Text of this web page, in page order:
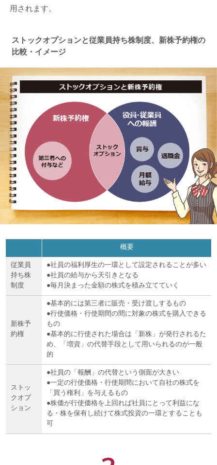
用されます。
ストックオプションと従業員持ち株制度、新株予約権の
比較・イメージ
概要
従業員
持ち株
制度
●社員の福利厚生の一環として設定されることが多い
●社員の給与から天引きとなる
●毎月決まった金額の株式を積み立てていく
新株予
約権
●基本的には第三者に販売・受け渡しするもの
●行使価格・行使期間の間に対象の株式を購入できる
もの
●基本的に行使された場合は「新株」が発行されるた
め、「増資」の代替手段として用いられるのが一般
的
ストッ
クオプ
ション
●社員の「報酬」の代替という側面が大きい
●一定の行使価格・行使期間において自社の株式を
「買う権利」を与えるもの
●株価が行使価格を上回れば社員にとって利益にな
る・株を保有し続けて株式投資の一環とすることも
可